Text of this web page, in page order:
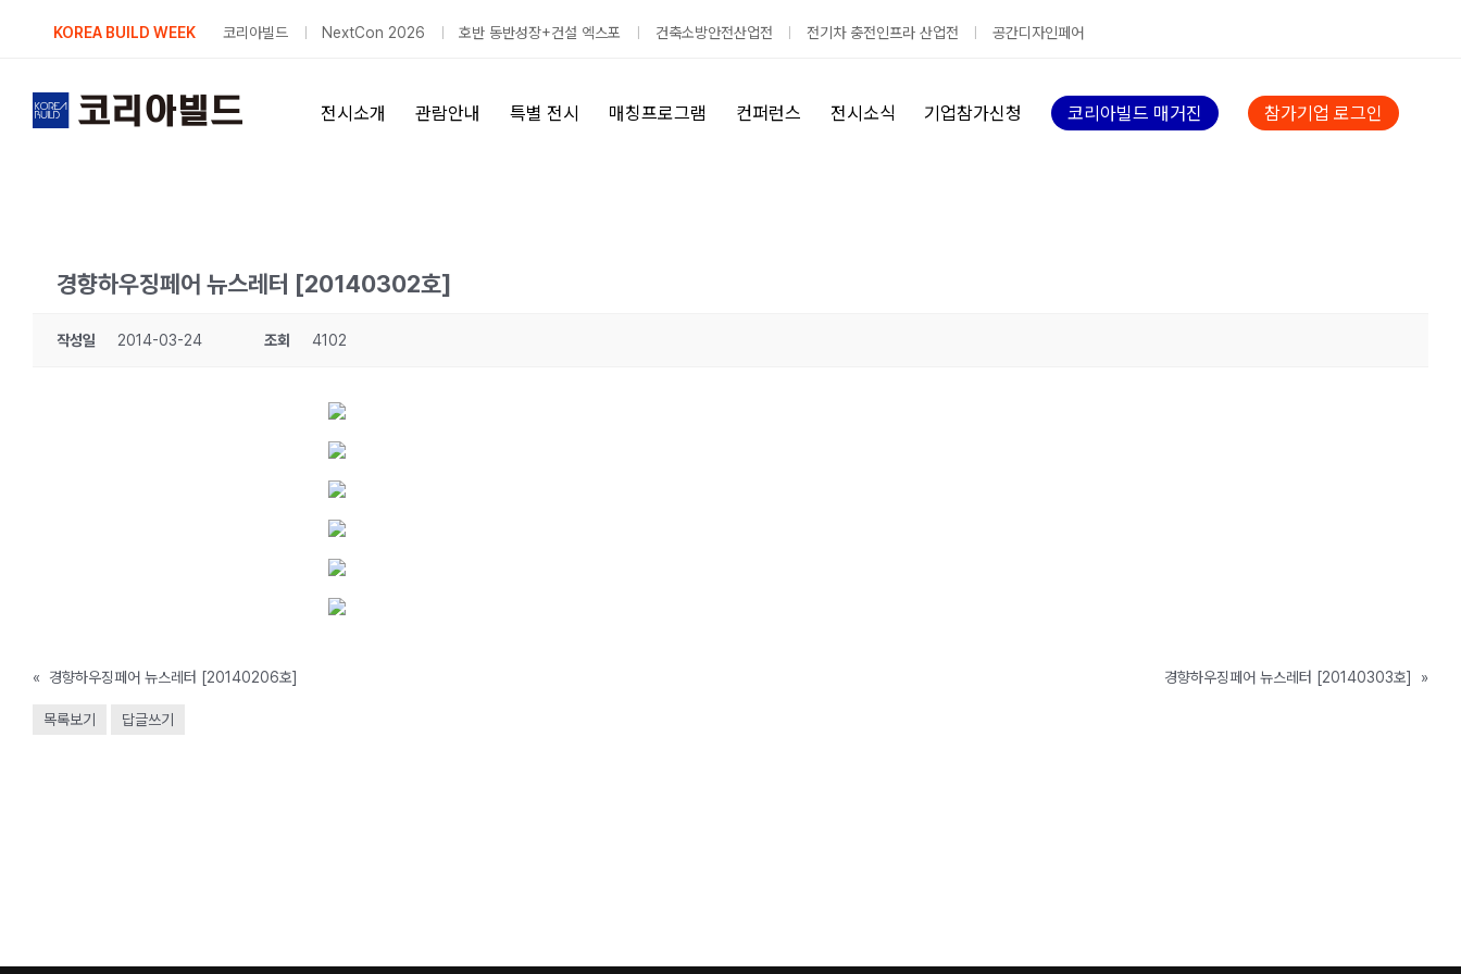
KOREA BUILD WEEK 코리아빌드 NextCon 2026 호반 동반성장+건설 엑스포 건축소방안전산업전 전기차 충전인프라 산업전 공간디자인페어
전시소개 관람안내 특별 전시 매칭프로그램 컨퍼런스 전시소식 기업참가신청 코리아빌드 매거진 참가기업 로그인
경향하우징페어 뉴스레터 [20140302호]
작성일 2014-03-24 조회 4102
« 경향하우징페어 뉴스레터 [20140206호] 경향하우징페어 뉴스레터 [20140303호] »
목록보기 답글쓰기